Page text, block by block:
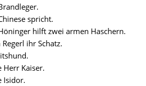
spricht.
hilft zwei armen Haschern.
ihr Schatz.
Herr Kaiser.
Isidor.